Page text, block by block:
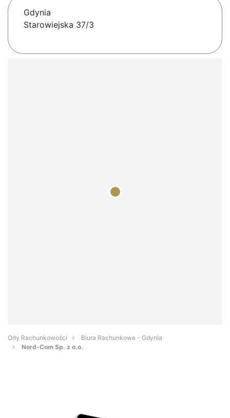
Gdynia
Starowiejska 37/3
Orły Rachunkowości
Biura Rachunkowe - Gdynia
Nord-Com Sp. z o.o.